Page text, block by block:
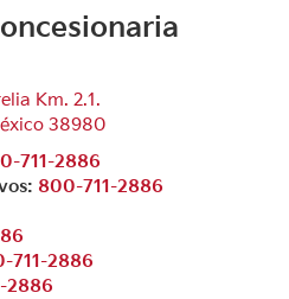
Km. 2.1.
38980
711-2886
800-711-2886
711-2886
2886